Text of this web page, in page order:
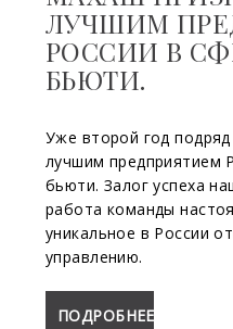
ЛУЧШИМ
РОССИИ В
БЬЮТИ.
Уже второй год
лучшим предприятием
бьюти. Залог успеха
работа команды
уникальное в России
управлению.
ПОДРОБНЕЕ